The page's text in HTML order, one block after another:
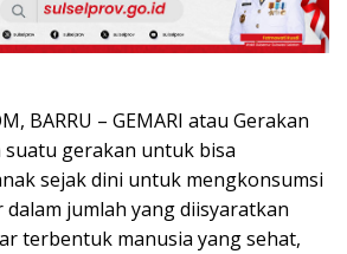
BARRU – GEMARI atau Gerakan
suatu gerakan untuk bisa
sejak dini untuk mengkonsumsi
jumlah yang diisyaratkan
terbentuk manusia yang sehat,